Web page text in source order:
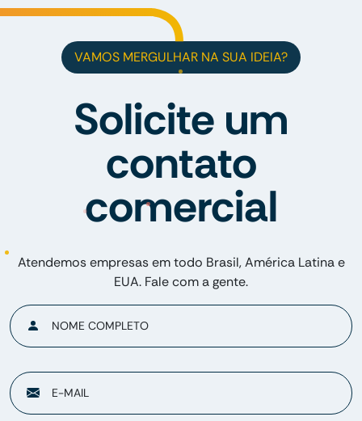
VAMOS MERGULHAR NA SUA IDEIA?
Solicite um
contato
comercial
Atendemos empresas em todo Brasil, América Latina e
EUA. Fale com a gente.
NOME COMPLETO
E-MAIL